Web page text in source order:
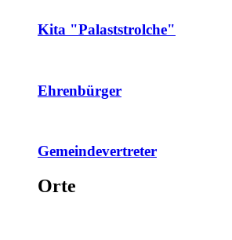
Kita "Palaststrolche"
Ehrenbürger
Gemeindevertreter
Orte